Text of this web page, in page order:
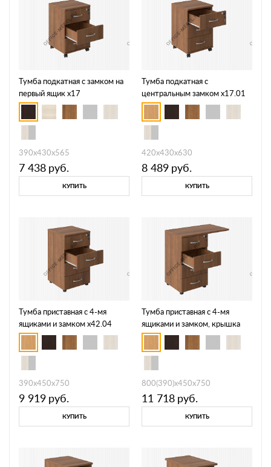
Тумба подкатная с замком на
первый ящик х17
390х430х565
7 438 руб.
КУПИТЬ
Тумба подкатная с
центральным замком х17.01
420х430х630
8 489 руб.
КУПИТЬ
Тумба приставная с 4-мя
ящиками и замком х42.04
390х450х750
9 919 руб.
КУПИТЬ
Тумба приставная с 4-мя
ящиками и замком, крышка
800 х42.04х42.10
800(390)х450х750
11 718 руб.
КУПИТЬ